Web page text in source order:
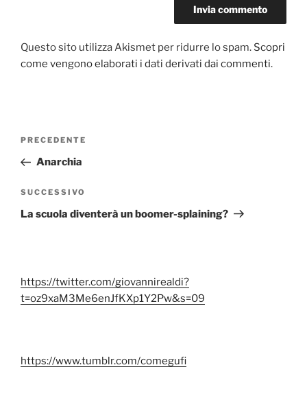
Questo sito utilizza Akismet per ridurre lo spam. Scopri
come vengono elaborati i dati derivati dai commenti.
Navigazione
Articolo
precedente:
PRECEDENTE
Anarchia
Articolo
successivo
SUCCESSIVO
La scuola diventerà un boomer-splaining?
https://twitter.com/giovannirealdi?
t=oz9xaM3Me6enJfKXp1Y2Pw&s=09
https://www.tumblr.com/comegufi